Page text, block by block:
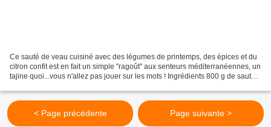
Ce sauté de veau cuisiné avec des légumes de printemps, des épices et du
citron confit est en fait un simple "ragoût" aux senteurs méditerranéennes, un
tajine quoi...vous n'allez pas jouer sur les mots ! Ingrédients 800 g de sauté
< Page précédente Page suivante >